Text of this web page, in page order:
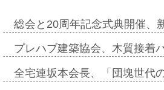
総会と20周年記念式典開催
プレハブ建築協会、木質接着
全宅連坂本会長、「団塊世代